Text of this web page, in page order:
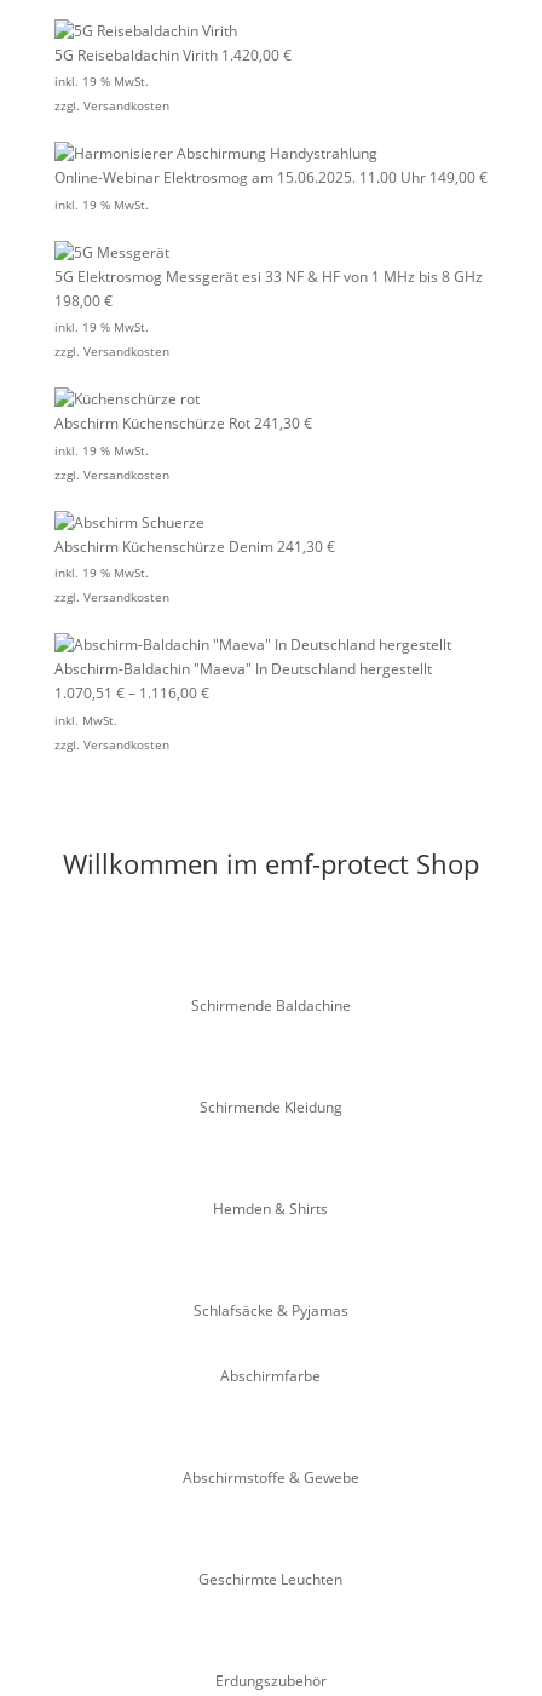
5G Reisebaldachin Virith 1.420,00€
inkl. 19 % MwSt.
zzgl. Versandkosten
Online-Webinar Elektrosmog am 15.06.2025. 11.00 Uhr 149,00€
inkl. 19 % MwSt.
5G Elektrosmog Messgerät esi 33 NF & HF von 1 MHz bis 8 GHz
198,00€
inkl. 19 % MwSt.
zzgl. Versandkosten
Abschirm Küchenschürze Rot241,30€
inkl. 19 % MwSt.
zzgl. Versandkosten
Abschirm Küchenschürze Denim241,30€
inkl. 19 % MwSt.
zzgl. Versandkosten
Abschirm-Baldachin "Maeva" In Deutschland hergestellt
1.070,51 €– 1.116,00€
inkl. MwSt.
zzgl. Versandkosten
Willkommen im emf-protect Shop
Schirmende Baldachine
Schirmende Kleidung
Hemden & Shirts
Schlafsäcke & Pyjamas
Abschirmfarbe
Abschirmstoffe & Gewebe
Geschirmte Leuchten
Erdungszubehör